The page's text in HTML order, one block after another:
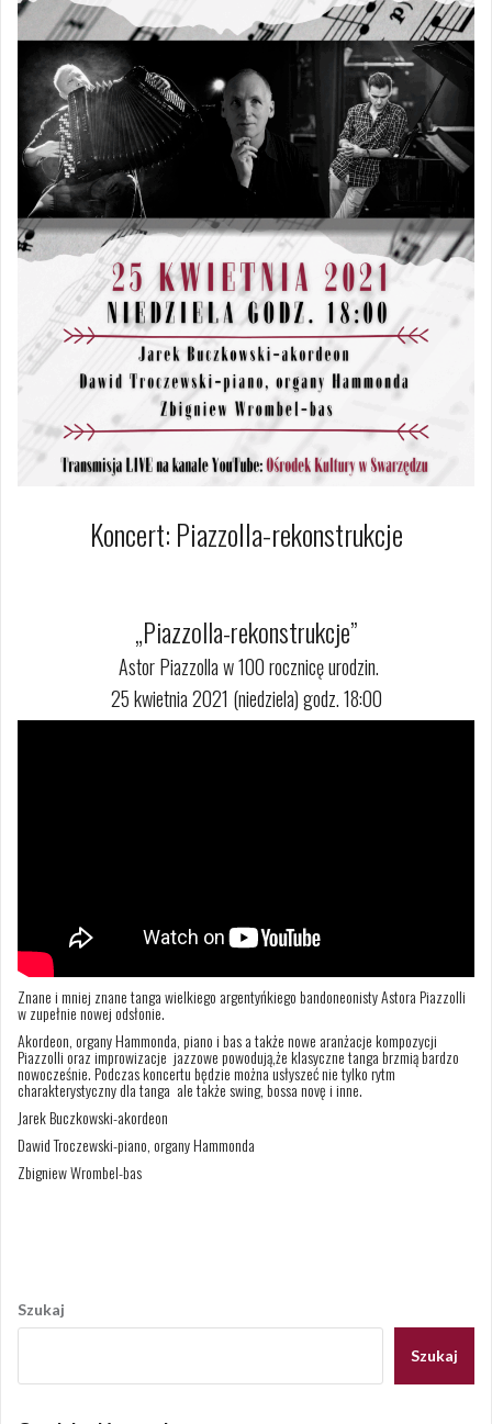
Koncert: Piazzolla-rekonstrukcje
„Piazzolla-rekonstrukcje”
Astor Piazzolla w 100 rocznicę urodzin.
25 kwietnia 2021 (niedziela) godz. 18:00
Znane i mniej znane tanga wielkiego argentyńkiego bandoneonisty Astora Piazzolli
w zupełnie nowej odsłonie.
Akordeon, organy Hammonda, piano i bas a także nowe aranżacje kompozycji
Piazzolli oraz improwizacje jazzowe powodują,że klasyczne tanga brzmią bardzo
nowocześnie. Podczas koncertu będzie można usłyszeć nie tylko rytm
charakterystyczny dla tanga ale także swing, bossa novę i inne.
Jarek Buczkowski-akordeon
Dawid Troczewski-piano, organy Hammonda
Zbigniew Wrombel-bas
wpisu
Szukaj
Szukaj